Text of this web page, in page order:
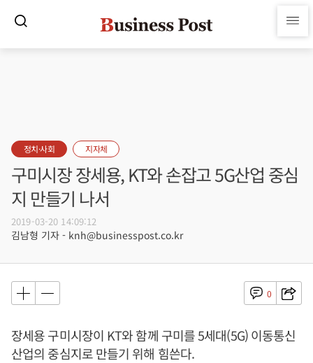
정치·사회 지자체
구미시장 장세용, KT와 손잡고 5G산업 중심
지 만들기 나서
2019-03-20 14:09:12
김남형 기자 - knh@businesspost.co.kr
0
장세용 구미시장이 KT와 함께 구미를 5세대(5G) 이동통신
산업의 중심지로 만들기 위해 힘쓴다.